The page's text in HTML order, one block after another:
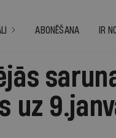
ABONĒŠANA IR
uz